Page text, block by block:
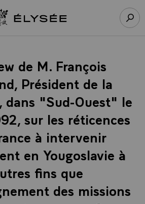
Retour à l’accueil Élysée
de M. François
Président de la
dans "Sud-Ouest" le
sur les réticences
à intervenir
en Yougoslavie à
fins que
des missions
cookies